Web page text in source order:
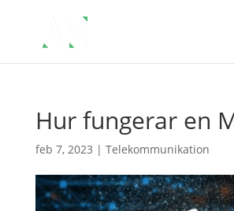
Hur fungerar en
feb 7, 2023 | Telekommunikation